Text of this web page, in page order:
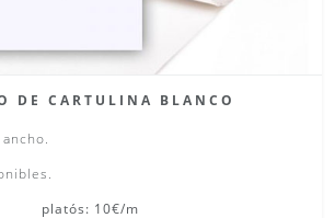
DE CARTULINA BLANCO
platós: 10€/m